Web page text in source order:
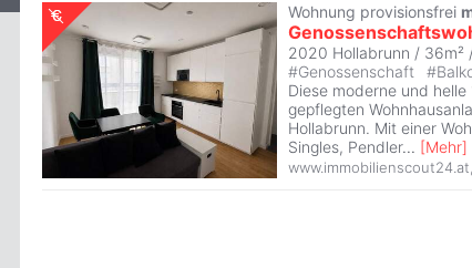
Wohnung provisionsfrei
2020 Hollabrunn / 36m²
#Genossenschaft #
Diese moderne und
gepflegten
Hollabrunn. Mit einer
Singles, Pendler... [Mehr]
www.immobilienscout24.at